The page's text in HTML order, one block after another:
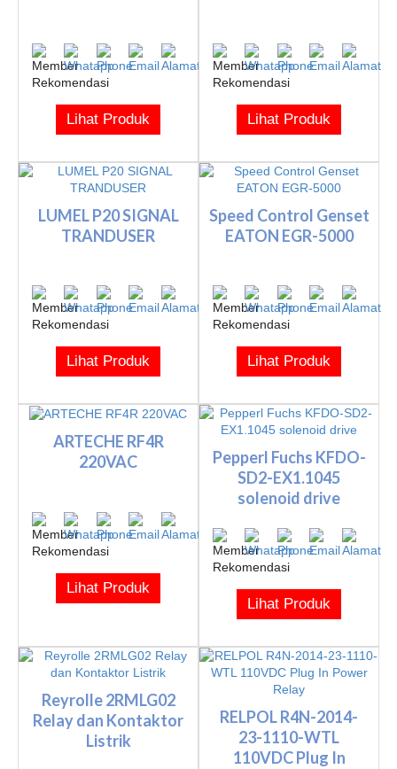
Lihat Produk Lihat Produk
LUMEL P20 SIGNAL
TRANDUSER
Lihat Produk
Speed Control Genset
EATON EGR-5000
Lihat Produk
ARTECHE RF4R
220VAC
Lihat Produk
Pepperl Fuchs KFDO-
SD2-EX1.1045
solenoid drive
Lihat Produk
Reyrolle 2RMLG02
Relay dan Kontaktor
Listrik
RELPOL R4N-2014-
23-1110-WTL
110VDC Plug In